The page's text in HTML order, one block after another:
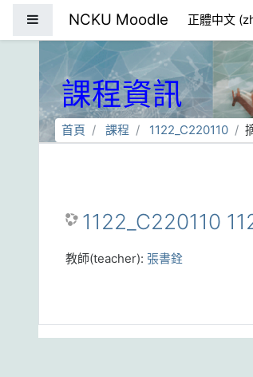
NCKU Moodle 正體中文
課程資訊
首頁 課程 1122_C220110
1122_C220110
教師(teacher): 張書銓